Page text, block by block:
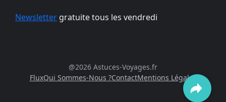
Newsletter gratuite tous les vendredi
@2026 Astuces-Voyages.fr
FluxQui Sommes-Nous ?ContactMentions Légales